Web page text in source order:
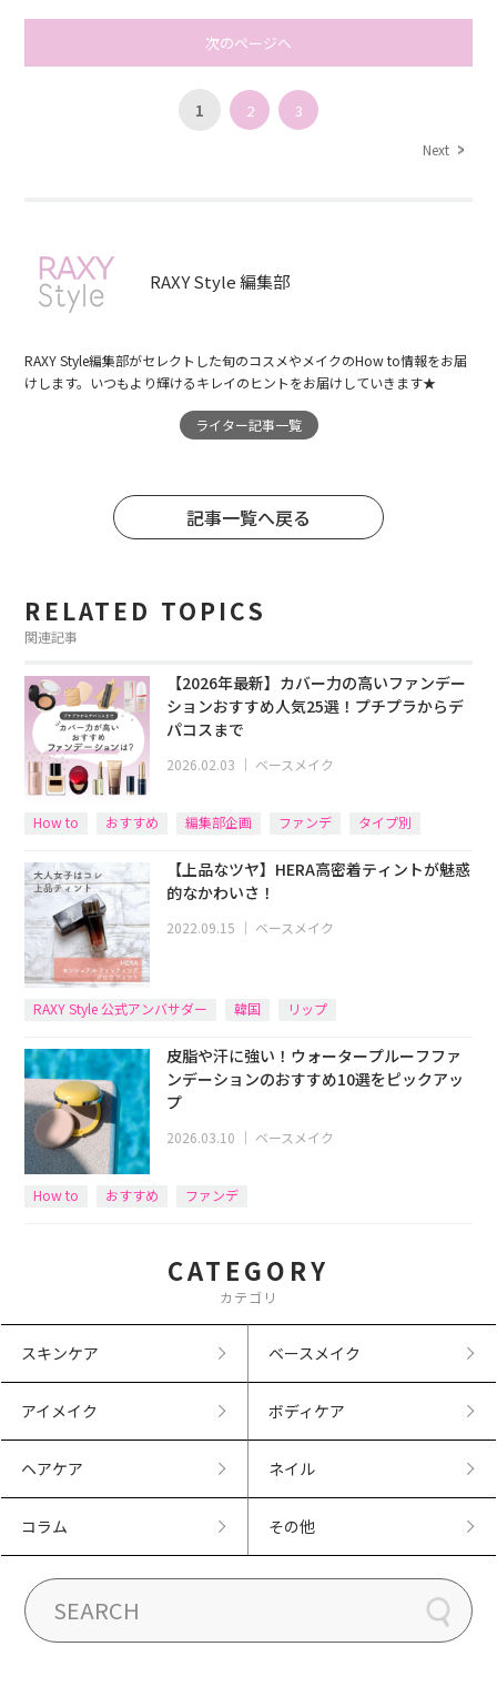
次のページへ
1 2 3
Next
RAXY Style 編集部
RAXY Style編集部がセレクトした旬のコスメやメイクのHow to情報をお届
けします。いつもより輝けるキレイのヒントをお届けしていきます★
ライター記事一覧
記事一覧へ戻る
RELATED TOPICS
関連記事
【2026年最新】カバー力の高いファンデー
ションおすすめ人気25選！プチプラからデ
パコスまで
2026.02.03 ｜ ベースメイク
How to おすすめ 編集部企画 ファンデ タイプ別
【上品なツヤ】HERA高密着ティントが魅惑
的なかわいさ！
2022.09.15 ｜ ベースメイク
RAXY Style 公式アンバサダー 韓国 リップ
皮脂や汗に強い！ウォータープルーフファ
ンデーションのおすすめ10選をピックアッ
プ
2026.03.10 ｜ ベースメイク
How to おすすめ ファンデ
CATEGORY
カテゴリ
スキンケア ベースメイク
アイメイク ボディケア
ヘアケア ネイル
コラム その他